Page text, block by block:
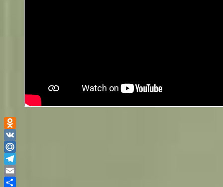
Odnoklassniki
VK
Mail.Ru
Telegram
Email